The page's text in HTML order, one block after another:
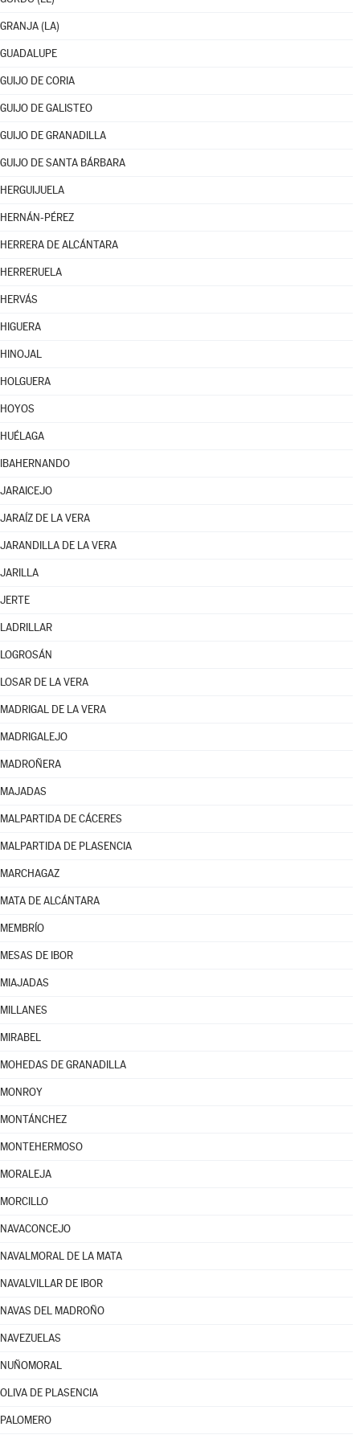
GRANJA (LA)
GUADALUPE
GUIJO DE CORIA
GUIJO DE GALISTEO
GUIJO DE GRANADILLA
GUIJO DE SANTA BÁRBARA
HERGUIJUELA
HERNÁN-PÉREZ
HERRERA DE ALCÁNTARA
HERRERUELA
HERVÁS
HIGUERA
HINOJAL
HOLGUERA
HOYOS
HUÉLAGA
IBAHERNANDO
JARAICEJO
JARAÍZ DE LA VERA
JARANDILLA DE LA VERA
JARILLA
JERTE
LADRILLAR
LOGROSÁN
LOSAR DE LA VERA
MADRIGAL DE LA VERA
MADRIGALEJO
MADROÑERA
MAJADAS
MALPARTIDA DE CÁCERES
MALPARTIDA DE PLASENCIA
MARCHAGAZ
MATA DE ALCÁNTARA
MEMBRÍO
MESAS DE IBOR
MIAJADAS
MILLANES
MIRABEL
MOHEDAS DE GRANADILLA
MONROY
MONTÁNCHEZ
MONTEHERMOSO
MORALEJA
MORCILLO
NAVACONCEJO
NAVALMORAL DE LA MATA
NAVALVILLAR DE IBOR
NAVAS DEL MADROÑO
NAVEZUELAS
NUÑOMORAL
OLIVA DE PLASENCIA
PALOMERO